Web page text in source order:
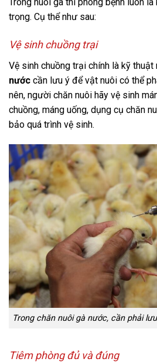
trọng. Cụ thể như sau:
Vệ sinh chuồng trại
Vệ sinh chuồng trại chính là kỹ
nước cần lưu ý để vật nuôi có thể
nên, người chăn nuôi hãy vệ sinh
chuồng, máng uống, dụng cụ chăn
bảo quá trình vệ sinh.
Trong chăn nuôi gà nước, cần phải
Tiêm phòng đủ và đúng